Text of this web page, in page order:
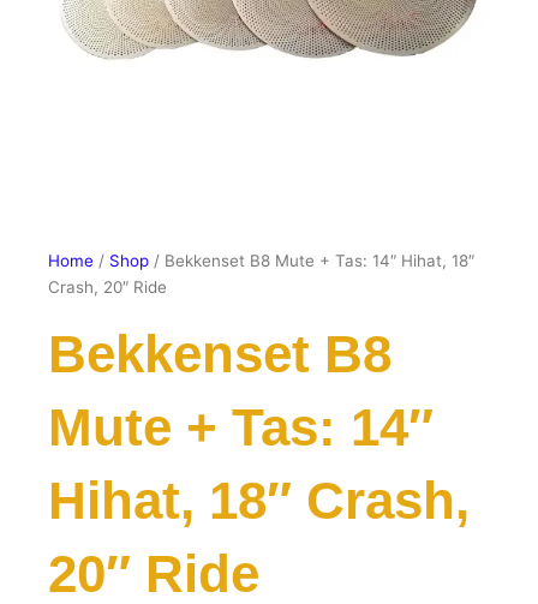
Home / Shop / Bekkenset B8 Mute + Tas: 14″ Hihat, 18″
Crash, 20″ Ride
Bekkenset B8
Mute + Tas: 14″
Hihat, 18″ Crash,
20″ Ride